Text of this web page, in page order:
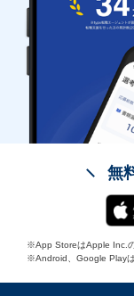
無
※App StoreはApple Inc.の
※Android、Google Play